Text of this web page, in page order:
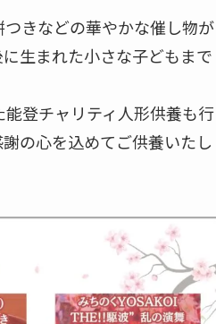
きなどの華やかな催し物が
生まれた小さな子どもまで
登チャリティ人形供養も行
の心を込めてご供養いたし